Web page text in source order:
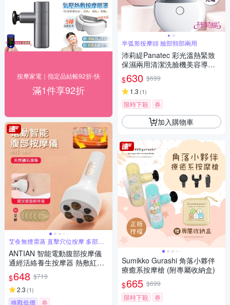
按摩家電｜指定品結帳92折-快
滿1件享92折
艾灸無煙需蒸 直擊穴位按摩 多部位
舒緩
ANTIAN 智能電動腹部按摩儀
通經活絡養生按摩器 熱敷紅光
滾磁珠揉腹儀 暖腹暖宮寶-白色
$648 $719
2.3 (1)
挑戰低價 券
半弧形按摩頭 臉部頸部兩用
沛莉緹Panatec 彩光溫熱緊致
保濕兩用清潔洗臉機美容導入
儀 K-385
$630 $699
1.3 (1)
限時下殺 券
加入購物車
Sumikko Gurashi 角落小夥伴
療癒系按摩槍 (附專屬收納盒)
$665 $699
限時下殺
券